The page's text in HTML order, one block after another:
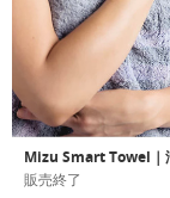
販売終了